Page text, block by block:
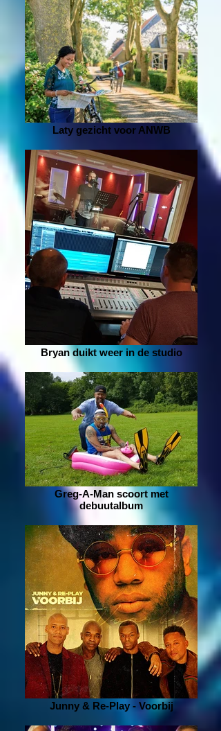
Laty gezicht voor ANWB
Bryan duikt weer in de studio
Greg-A-Man scoort met
debuutalbum
Junny & Re-Play - Voorbij